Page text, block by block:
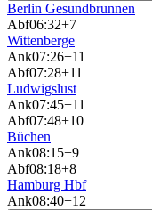
Berlin Gesundbrunnen
Abf06:32+7
Wittenberge
Ank07:26+11
Abf07:28+11
Ludwigslust
Ank07:45+11
Abf07:48+10
Büchen
Ank08:15+9
Abf08:18+8
Hamburg Hbf
Ank08:40+12